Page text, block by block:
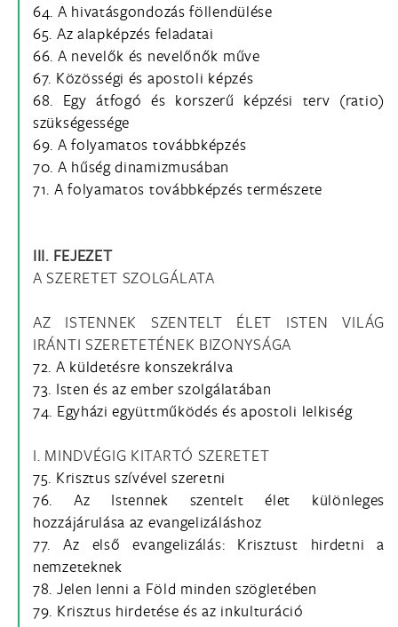
64. A hivatásgondozás föllendülése
65. Az alapképzés feladatai
66. A nevelők és nevelőnők műve
67. Közösségi és apostoli képzés
68. Egy átfogó és korszerű képzési terv (ratio)
szükségessége
69. A folyamatos továbbképzés
70. A hűség dinamizmusában
71. A folyamatos továbbképzés természete
III. FEJEZET
A SZERETET SZOLGÁLATA
AZ ISTENNEK SZENTELT ÉLET ISTEN VILÁG
IRÁNTI SZERETETÉNEK BIZONYSÁGA
72. A küldetésre konszekrálva
73. Isten és az ember szolgálatában
74. Egyházi együttműködés és apostoli lelkiség
I. MINDVÉGIG KITARTÓ SZERETET
75. Krisztus szívével szeretni
76. Az Istennek szentelt élet különleges
hozzájárulása az evangelizáláshoz
77. Az első evangelizálás: Krisztust hirdetni a
nemzeteknek
78. Jelen lenni a Föld minden szögletében
79. Krisztus hirdetése és az inkulturáció